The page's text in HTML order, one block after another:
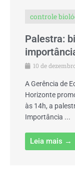
controle
Palestra:
10 de
A Gerência de
Horizonte
às 14h, a
Importância ...
Leia mais →